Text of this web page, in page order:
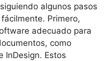
algunos pasos
Primero,
adecuado para
como
InDesign. Estos